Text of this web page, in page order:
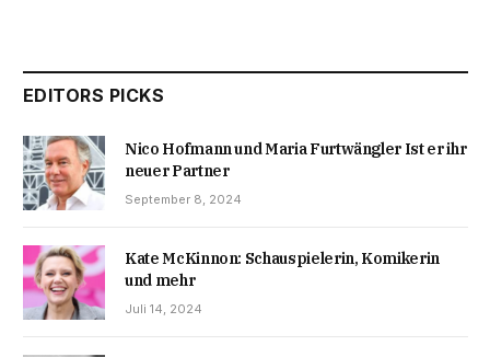
EDITORS PICKS
Nico Hofmann und Maria Furtwängler Ist er ihr
neuer Partner
September 8, 2024
Kate McKinnon: Schauspielerin, Komikerin
und mehr
Juli 14, 2024